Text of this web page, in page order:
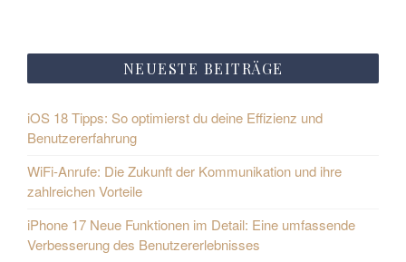
NEUESTE BEITRÄGE
iOS 18 Tipps: So optimierst du deine Effizienz und
Benutzererfahrung
WiFi-Anrufe: Die Zukunft der Kommunikation und ihre
zahlreichen Vorteile
iPhone 17 Neue Funktionen im Detail: Eine umfassende
Verbesserung des Benutzererlebnisses